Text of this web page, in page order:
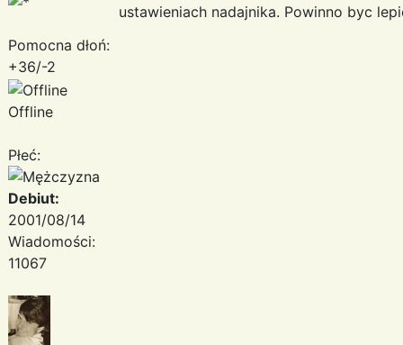
Pomocna dłoń:
+36/-2
Offline
Płeć:
Debiut:
2001/08/14
Wiadomości:
11067
ustawieniach nadajnika. Powinno byc